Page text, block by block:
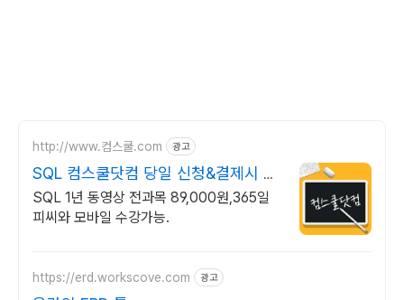
http://www.컴스쿨.com 광고
SQL 컴스쿨닷컴 당일 신청&결제시 기
프티콘!
SQL 1년 동영상 전과목 89,000원,365일
피씨와 모바일 수강가능.
https://erd.workscove.com 광고